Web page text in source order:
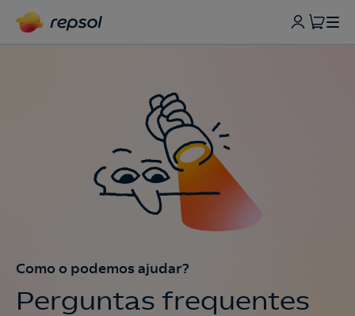
Como o podemos ajudar?
Perguntas frequentes